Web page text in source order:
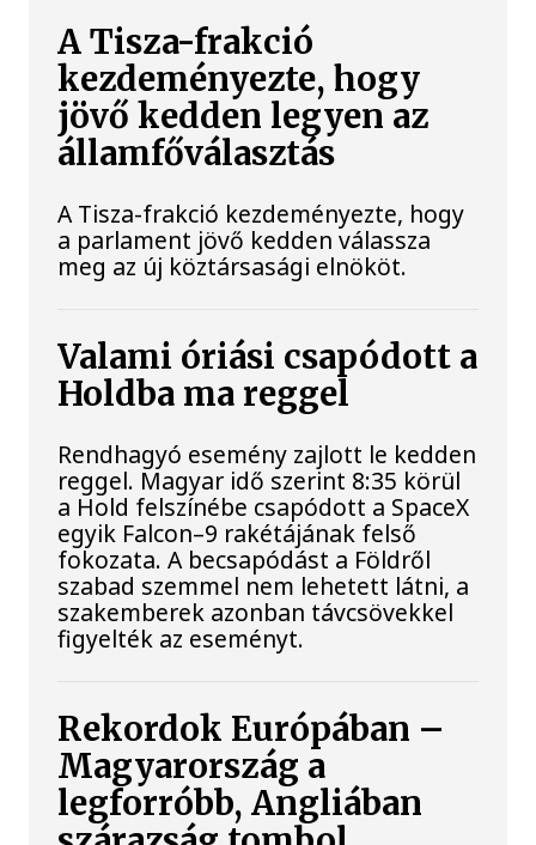
A Tisza-frakció
kezdeményezte, hogy
jövő kedden legyen az
államfőválasztás
A Tisza-frakció kezdeményezte, hogy
a parlament jövő kedden válassza
meg az új köztársasági elnököt.
Valami óriási csapódott a
Holdba ma reggel
Rendhagyó esemény zajlott le kedden
reggel. Magyar idő szerint 8:35 körül
a Hold felszínébe csapódott a SpaceX
egyik Falcon–9 rakétájának felső
fokozata. A becsapódást a Földről
szabad szemmel nem lehetett látni, a
szakemberek azonban távcsövekkel
figyelték az eseményt.
Rekordok Európában –
Magyarország a
legforróbb, Angliában